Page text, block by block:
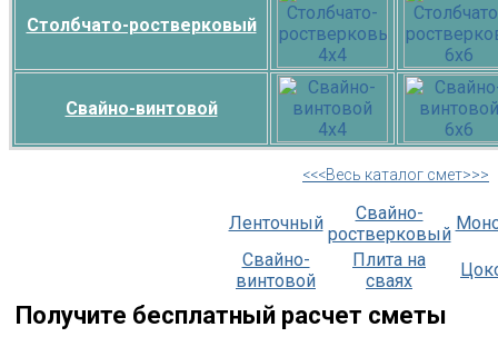
Столбчато-ростверковый
Свайно-винтовой
<<<Весь каталог смет>>>
Ленточный
Свайно-
ростверковый
Свайно-
винтовой
Плита на
сваях
Получите бесплатный расчет сметы